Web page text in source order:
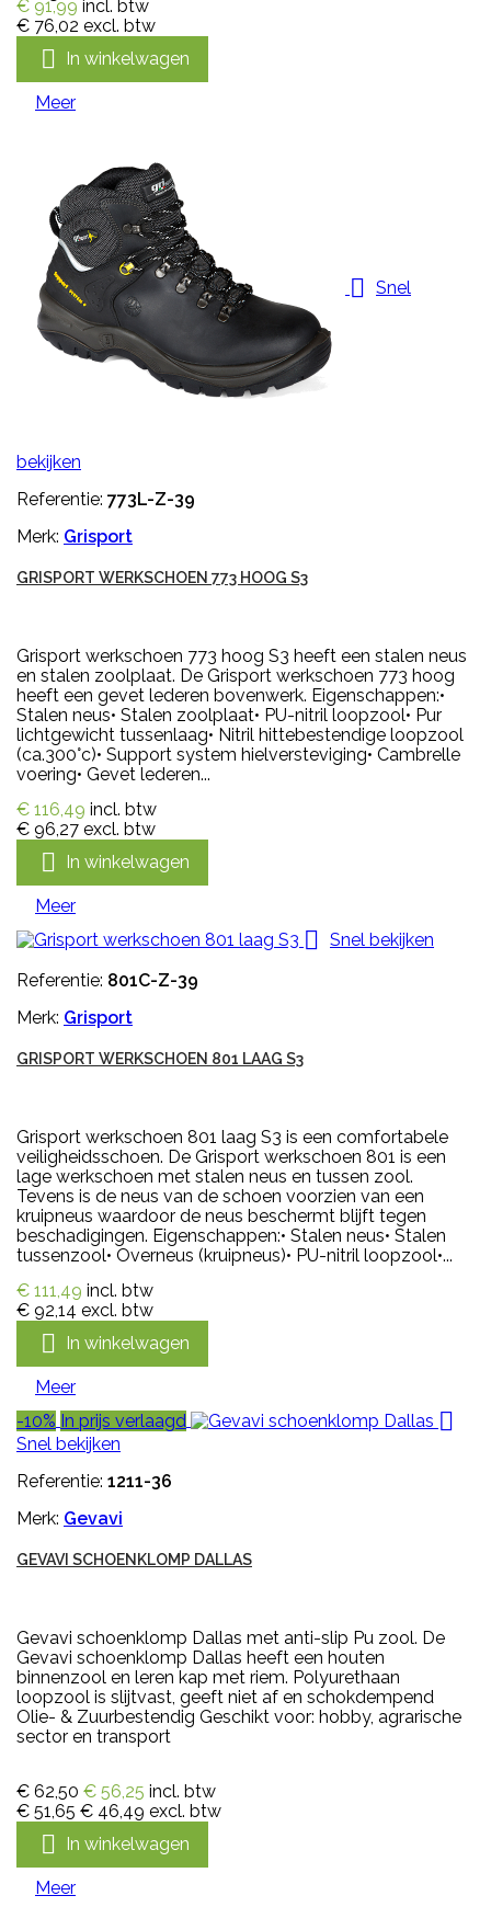
€ 91,99 incl. btw
€ 76,02 excl. btw
 In winkelwagen
Meer
 Snel
bekijken
Referentie: 773L-Z-39
Merk: Grisport
GRISPORT WERKSCHOEN 773 HOOG S3
Grisport werkschoen 773 hoog S3 heeft een stalen neus
en stalen zoolplaat. De Grisport werkschoen 773 hoog
heeft een gevet lederen bovenwerk. Eigenschappen:•
Stalen neus• Stalen zoolplaat• PU-nitril loopzool• Pur
lichtgewicht tussenlaag• Nitril hittebestendige loopzool
(ca.300°c)• Support system hielversteviging• Cambrelle
voering• Gevet lederen...
€ 116,49 incl. btw
€ 96,27 excl. btw
 In winkelwagen
Meer

Snel bekijken
Referentie: 801C-Z-39
Merk: Grisport
GRISPORT WERKSCHOEN 801 LAAG S3
Grisport werkschoen 801 laag S3 is een comfortabele
veiligheidsschoen. De Grisport werkschoen 801 is een
lage werkschoen met stalen neus en tussen zool.
Tevens is de neus van de schoen voorzien van een
kruipneus waardoor de neus beschermt blijft tegen
beschadigingen. Eigenschappen:• Stalen neus• Stalen
tussenzool• Overneus (kruipneus)• PU-nitril loopzool•...
€ 111,49 incl. btw
€ 92,14 excl. btw
 In winkelwagen
Meer
-10% In prijs verlaagd 
Snel bekijken
Referentie: 1211-36
Merk: Gevavi
GEVAVI SCHOENKLOMP DALLAS
Gevavi schoenklomp Dallas met anti-slip Pu zool. De
Gevavi schoenklomp Dallas heeft een houten
binnenzool en leren kap met riem. Polyurethaan
loopzool is slijtvast, geeft niet af en schokdempend
Olie- & Zuurbestendig Geschikt voor: hobby, agrarische
sector en transport
€ 62,50 € 56,25 incl. btw
€ 51,65 € 46,49 excl. btw
 In winkelwagen
Meer